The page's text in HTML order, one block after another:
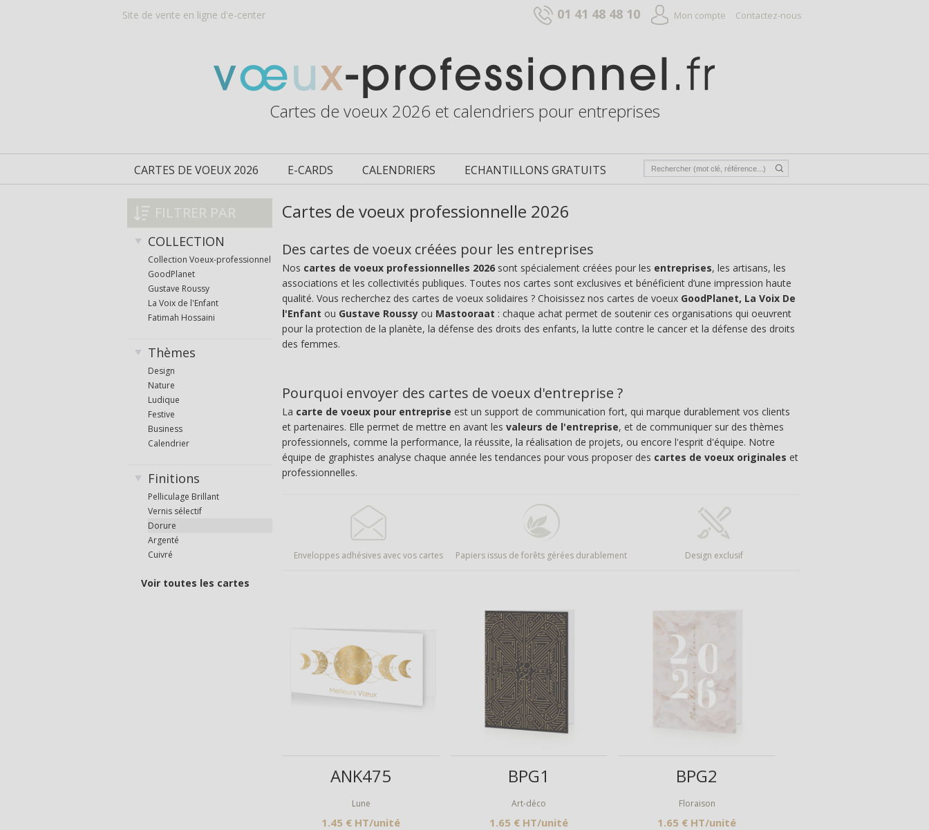
Site de vente en ligne d'e-center 01 41 48 48 10 Mon compte Contactez-nous
Cartes de voeux 2026 et calendriers pour entreprises
CARTES DE VOEUX 2026 E-CARDS CALENDRIERS ECHANTILLONS GRATUITS
FILTRER PAR
COLLECTION
Collection Voeux-professionnel
GoodPlanet
Gustave Roussy
La Voix de l'Enfant
Fatimah Hossaini
Thèmes
Design
Nature
Ludique
Festive
Business
Calendrier
Finitions
Pelliculage Brillant
Vernis sélectif
Dorure
Argenté
Cuivré
Voir toutes les cartes
Cartes de voeux professionnelle 2026
Des cartes de voeux créées pour les entreprises
Nos cartes de voeux professionnelles 2026 sont spécialement créées pour les entreprises, les artisans, les
associations et les collectivités publiques. Toutes nos cartes sont exclusives et bénéficient d’une impression haute
qualité. Vous recherchez des cartes de voeux solidaires ? Choisissez nos cartes de voeux GoodPlanet, La Voix De
l'Enfant ou Gustave Roussy ou Mastooraat : chaque achat permet de soutenir ces organisations qui oeuvrent
pour la protection de la planète, la défense des droits des enfants, la lutte contre le cancer et la défense des droits
des femmes.
Pourquoi envoyer des cartes de voeux d'entreprise ?
La carte de voeux pour entreprise est un support de communication fort, qui marque durablement vos clients
et partenaires. Elle permet de mettre en avant les valeurs de l'entreprise, et de communiquer sur des thèmes
professionnels, comme la performance, la réussite, la réalisation de projets, ou encore l'esprit d'équipe. Notre
équipe de graphistes analyse chaque année les tendances pour vous proposer des cartes de voeux originales et
professionnelles.
Enveloppes adhésives avec vos cartes Papiers issus de forêts gérées durablement Design exclusif
ANK475
Lune
1.45 € HT/unité
BPG1
Art-déco
1.65 € HT/unité
BPG2
Floraison
1.65 € HT/unité